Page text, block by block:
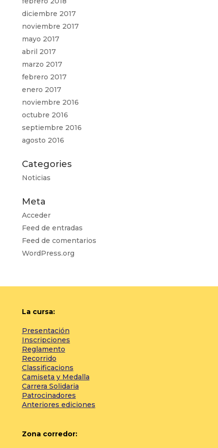
diciembre 2017
noviembre 2017
mayo 2017
abril 2017
marzo 2017
febrero 2017
enero 2017
noviembre 2016
octubre 2016
septiembre 2016
agosto 2016
Categories
Noticias
Meta
Acceder
Feed de entradas
Feed de comentarios
WordPress.org
La cursa:
Presentación
Inscripciones
Reglamento
Recorrido
Classificacions
Camiseta y Medalla
Carrera Solidaria
Patrocinadores
Anteriores ediciones
Zona corredor: